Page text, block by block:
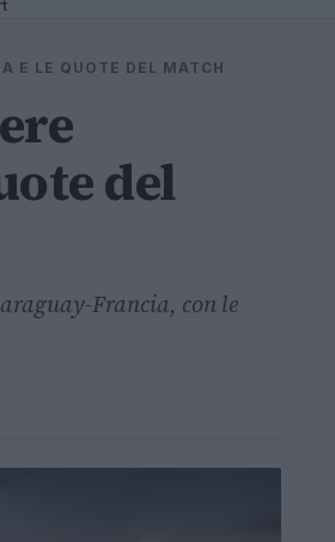
E LE QUOTE DEL MATCH
del
Francia, con le